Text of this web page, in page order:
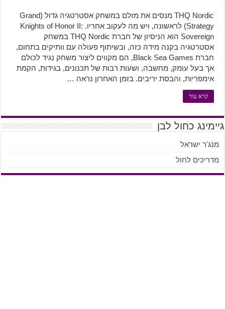
THQ Nordic מנסים את מזלם במשחק אסטרטגיה גדול (Grand
Strategy) לראשונה, ויש מה לעקוב אחריו. Knights of Honor II:
Sovereign הוא הניסיון של חברת THQ Nordic במשחק
אסטרטגיה בקנה מידה כזה, ובשיתוף פעולה עם וותיקים בתחום,
חברת Black Sea Games, הם מקווים ליצור משחק נגיד לכולם
אך בעל עומק, מחשבה, ושעות רבות של תכנונים, בגידות, הקמת
אימפריות, והבסת יריבים. בזמן האחרון נראה …
קרא עוד
גיימינג כחול לבן
מנג'ר ישראל
מדריכים לחול